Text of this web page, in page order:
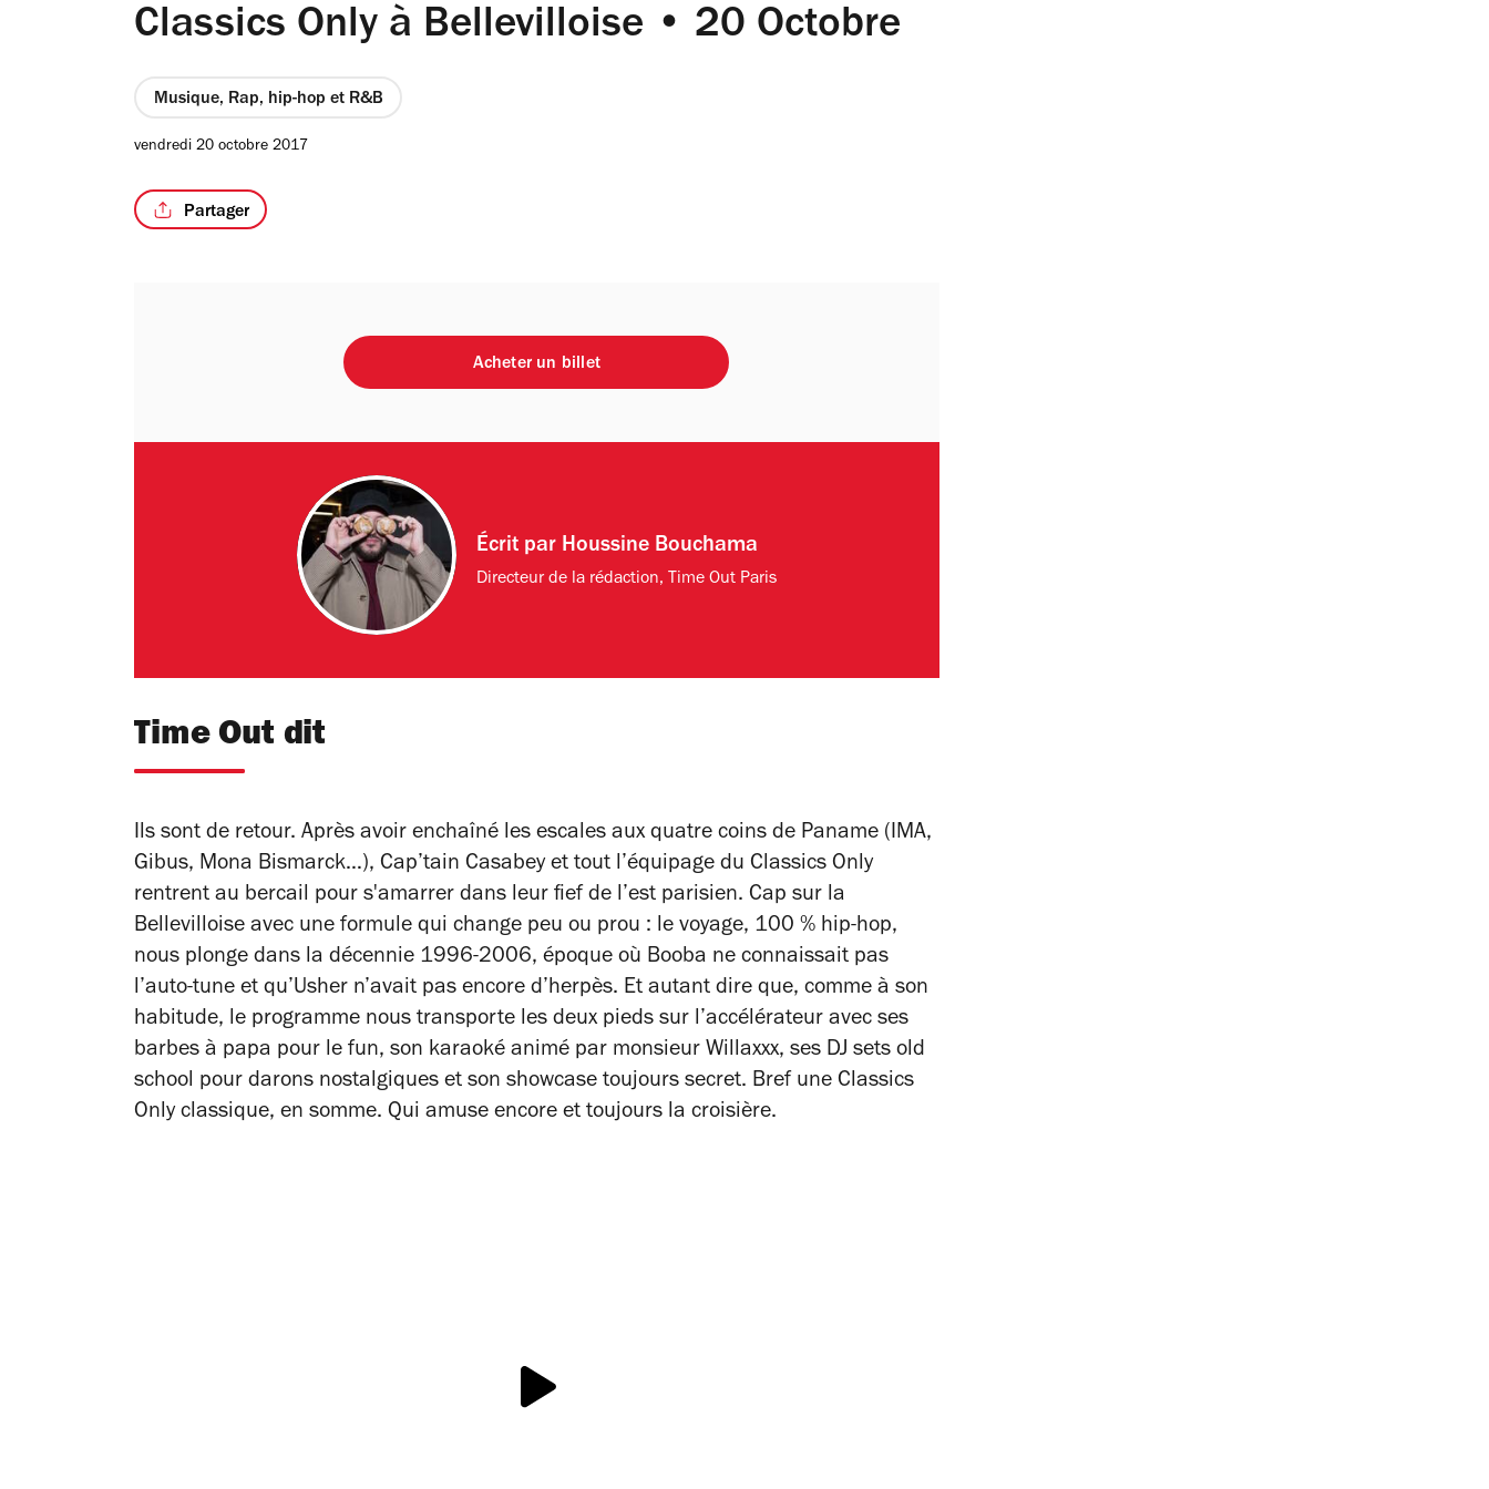
Classics Only à Bellevilloise • 20 Octobre
Musique, Rap, hip-hop et R&B
vendredi 20 octobre 2017
Partager
Acheter un billet
Écrit par Houssine Bouchama
Directeur de la rédaction, Time Out Paris
Time Out dit
Ils sont de retour. Après avoir enchaîné les escales aux quatre coins de Paname (IMA,
Gibus, Mona Bismarck…), Cap’tain Casabey et tout l’équipage du Classics Only
rentrent au bercail pour s'amarrer dans leur fief de l’est parisien. Cap sur la
Bellevilloise avec une formule qui change peu ou prou : le voyage, 100 % hip-hop,
nous plonge dans la décennie 1996-2006, époque où Booba ne connaissait pas
l’auto-tune et qu’Usher n’avait pas encore d’herpès. Et autant dire que, comme à son
habitude, le programme nous transporte les deux pieds sur l’accélérateur avec ses
barbes à papa pour le fun, son karaoké animé par monsieur Willaxxx, ses DJ sets old
school pour darons nostalgiques et son showcase toujours secret. Bref une Classics
Only classique, en somme. Qui amuse encore et toujours la croisière.